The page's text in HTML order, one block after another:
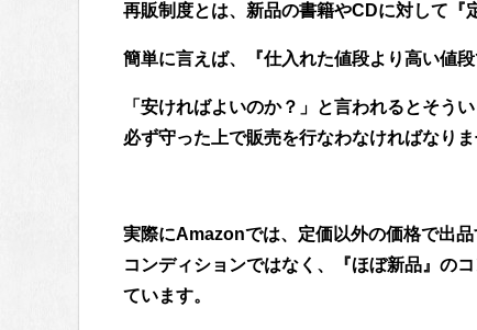
再販制度とは、新品の書籍やCDに対して『
簡単に言えば、『仕入れた値段より高い値
「安ければよいのか？」と言われるとそう
必ず守った上で販売を行なわなければなりま
実際にAmazonでは、定価以外の価格で出
コンディションではなく、『ほぼ新品』の
ています。